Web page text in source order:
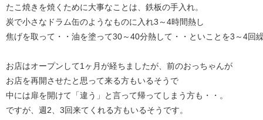
たこ焼きを焼くために大事なことは、鉄板の手入れ。
炭で小さなドラム缶のようなものに入れ3～4時間熱し
焦げを取って・・油を塗って30～40分熱して・・といことを3～4回
お店はオープンして1ヶ月が経ちましたが、前のおっちゃんが
お店を再開させたと思って来る方もいるそうで
中には扉を開けて「違う」と言って帰ってしまう方も・・。
ですが、週2、3回来てくれる方もいるそうです。